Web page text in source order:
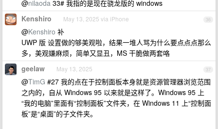
@nilaoda 33# 我指的是现在骁龙版的 windows
36
Kenshiro May 13, 2025 via iPhone
@Kenshiro 补
UWP 版 设置做的够美观啦，结果一堆人骂为什么要点点点那么
多，美观嫌麻烦，简单又显丑，MS 干脆做两套咯
37
geelaw May 13, 2025
@TimG #27 我的点在于控制面板本身就是资源管理器浏览范围
之内的，自从 Windows 95 以来就是这样了。Windows 95 上
“我的电脑”里面有“控制面板”文件夹，在 Windows 11 上“控制面
板”是“桌面”的子文件夹。